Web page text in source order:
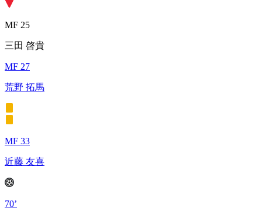
MF 25
三田 啓貴
MF 27
荒野 拓馬
MF 33
近藤 友喜
70’